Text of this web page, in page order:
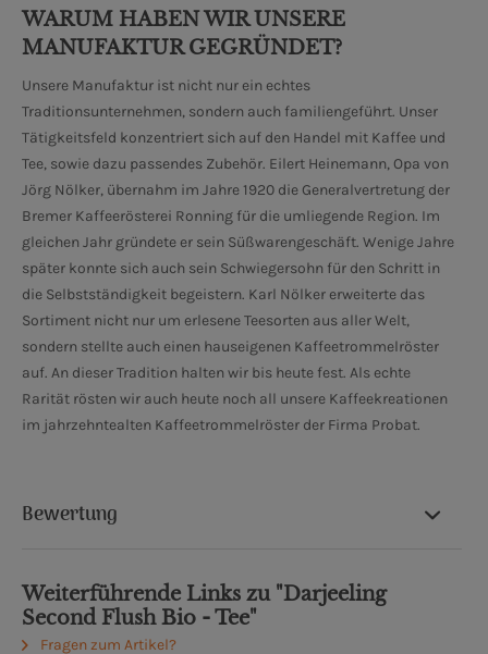
WARUM HABEN WIR UNSERE
MANUFAKTUR GEGRÜNDET?
Unsere Manufaktur ist nicht nur ein echtes
Traditionsunternehmen, sondern auch familiengeführt. Unser
Tätigkeitsfeld konzentriert sich auf den Handel mit Kaffee und
Tee, sowie dazu passendes Zubehör. Eilert Heinemann, Opa von
Jörg Nölker, übernahm im Jahre 1920 die Generalvertretung der
Bremer Kaffeerösterei Ronning für die umliegende Region. Im
gleichen Jahr gründete er sein Süßwarengeschäft. Wenige Jahre
später konnte sich auch sein Schwiegersohn für den Schritt in
die Selbstständigkeit begeistern. Karl Nölker erweiterte das
Sortiment nicht nur um erlesene Teesorten aus aller Welt,
sondern stellte auch einen hauseigenen Kaffeetrommelröster
auf. An dieser Tradition halten wir bis heute fest. Als echte
Rarität rösten wir auch heute noch all unsere Kaffeekreationen
im jahrzehntealten Kaffeetrommelröster der Firma Probat.
Bewertung
Weiterführende Links zu "Darjeeling
Second Flush Bio - Tee"
Fragen zum Artikel?